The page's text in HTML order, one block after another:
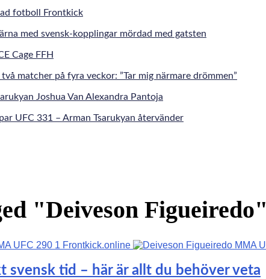
med svensk-kopplingar mördad med gatsten
matcher på fyra veckor: ”Tar mig närmare drömmen”
UFC 331 – Arman Tsarukyan återvänder
"Deiveson Figueiredo"
svensk tid – här är allt du behöver veta